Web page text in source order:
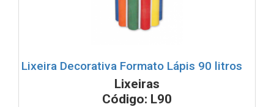
Lixeira Decorativa Formato Lápis 90 litros
Lixeiras
Código: L90